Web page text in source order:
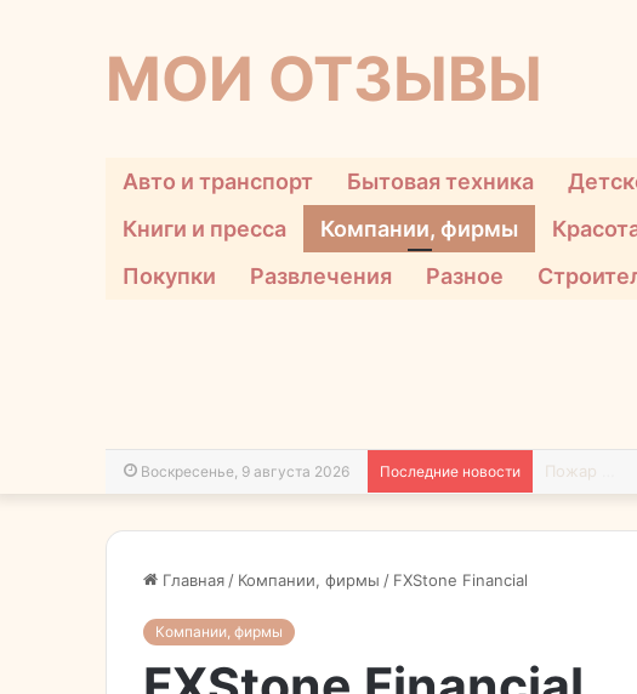
МОИ ОТЗЫВЫ
Авто и транспорт Бытовая техника
Книги и пресса
Компании, фирмы
Покупки
Развлечения Разное
Воскресенье, 9 августа 2026 Последние новости
Главная / Компании, фирмы / FXStone Financial
Компании, фирмы